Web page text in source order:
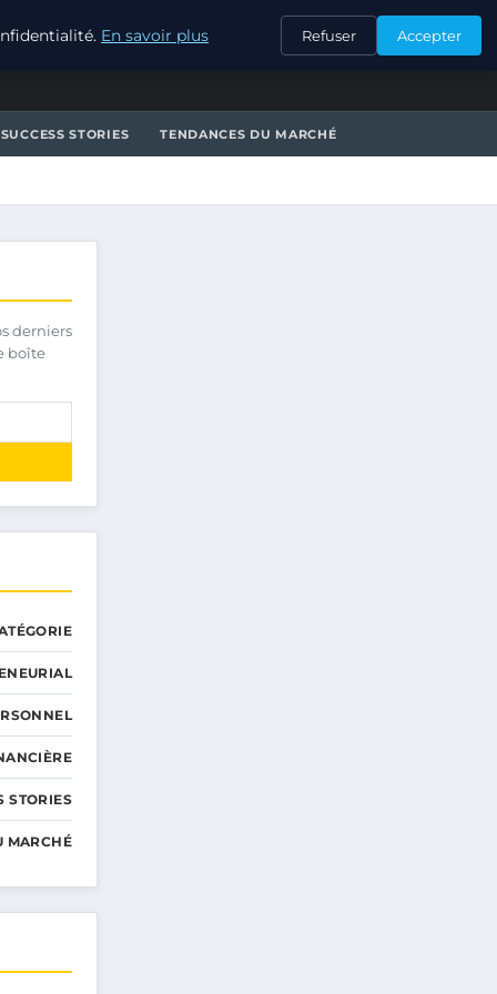
CONTACT
SUCCESS STORIES TENDANCES DU MARCHÉ
derniers
boîte
STORIES
MARCHÉ
En savoir plus Refuser Accepter